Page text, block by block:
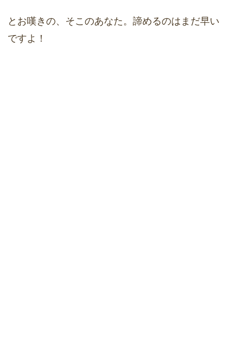
とお嘆きの、そこのあなた。諦めるのはまだ早い
ですよ！